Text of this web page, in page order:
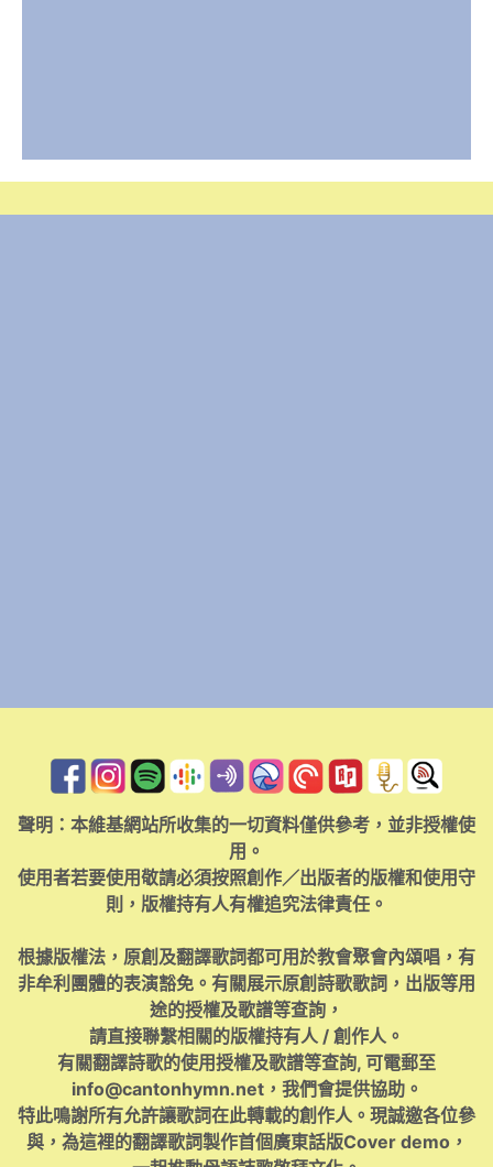
聲明：本維基網站所收集的一切資料僅供參考，並非授權使
用。
使用者若要使用敬請必須按照創作／出版者的版權和使用守
則，版權持有人有權追究法律責任。
根據版權法，原創及翻譯歌詞都可用於教會聚會內頌唱，有
非牟利團體的表演豁免。有關展示原創詩歌歌詞，出版等用
途的授權及歌譜等查詢，
請直接聯繫相關的版權持有人 / 創作人。
有關翻譯詩歌的使用授權及歌譜等查詢, 可電郵至
info@cantonhymn.net，我們會提供協助。
特此鳴謝所有允許讓歌詞在此轉載的創作人。現誠邀各位參
與，為這裡的翻譯歌詞製作首個廣東話版Cover demo，